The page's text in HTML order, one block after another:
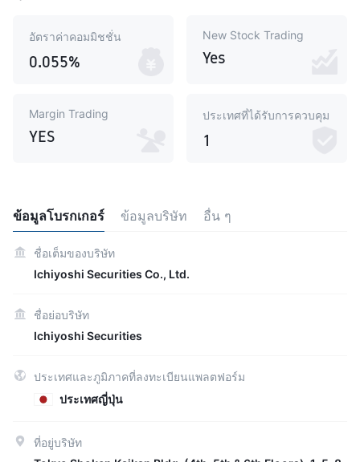
อัตราค่าคอมมิชชั่น
0.055%
New Stock Trading
Yes
Margin Trading
YES
ประเทศที่ได้รับการควบคุม
1
ข้อมูลโบรกเกอร์ ข้อมูลบริษัท อื่น ๆ
ชื่อเต็มของบริษัท
Ichiyoshi Securities Co., Ltd.
ชื่อย่อบริษัท
Ichiyoshi Securities
ประเทศและภูมิภาคที่ลงทะเบียนแพลตฟอร์ม
ประเทศญี่ปุ่น
ที่อยู่บริษัท